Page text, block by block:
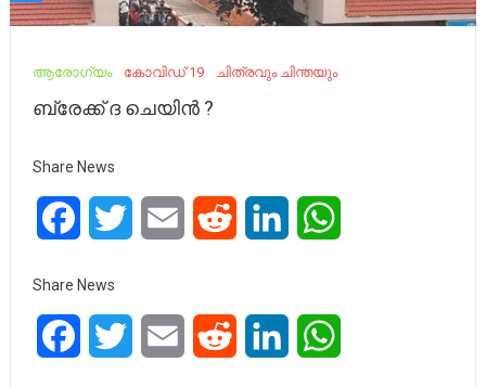
ആരോഗ്യം കോവിഡ് 19 ചിത്രവും ചിന്തയും
ബ്രേക്ക് ദ ചെയിൻ ?
Share News
FacebookTwitter Email Reddit LinkedIn
Share News
FacebookTwitter Email Reddit LinkedIn